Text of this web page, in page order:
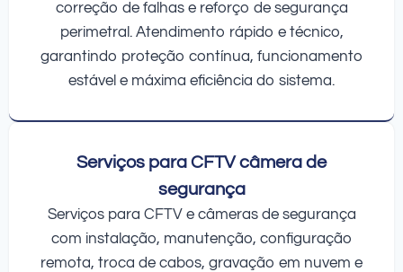
correção de falhas e reforço de segurança
perimetral. Atendimento rápido e técnico,
garantindo proteção contínua, funcionamento
estável e máxima eficiência do sistema.
Serviços para CFTV câmera de
segurança
Serviços para CFTV e câmeras de segurança
com instalação, manutenção, configuração
remota, troca de cabos, gravação em nuvem e